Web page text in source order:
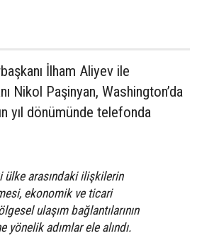
İlham Aliyev ile
Nikol Paşinyan, Washington’da
yıl dönümünde telefonda
ülke arasındaki ilişkilerin
ekonomik ve ticari
ulaşım bağlantılarının
yönelik adımlar ele alındı.